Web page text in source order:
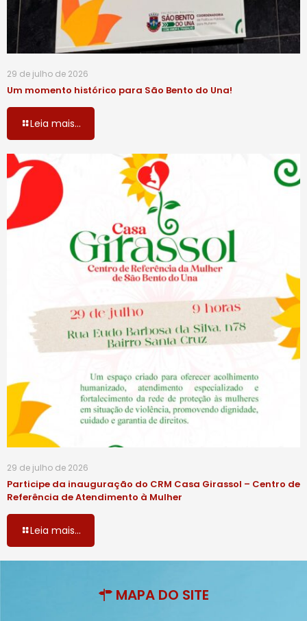
29 de julho de 2026
Um momento histórico para São Bento do Una!
Leia mais...
29 de julho de 2026
Participe da inauguração do CRM Casa Girassol – Centro de
Referência de Atendimento à Mulher
Leia mais...
MAPA DO SITE